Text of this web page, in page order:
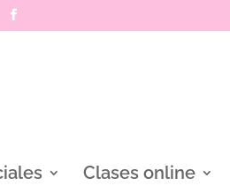
Clases online